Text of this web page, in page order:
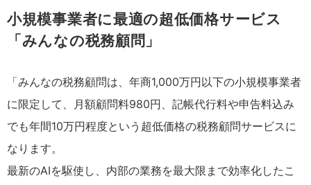
小規模事業者に最適の超低価格サービス
「みんなの税務顧問」
「みんなの税務顧問は、年商1,000万円以下の小規模事業者
に限定して、月額顧問料980円、記帳代行料や申告料込み
でも年間10万円程度という超低価格の税務顧問サービスに
なります。
最新のAIを駆使し、内部の業務を最大限まで効率化したこ